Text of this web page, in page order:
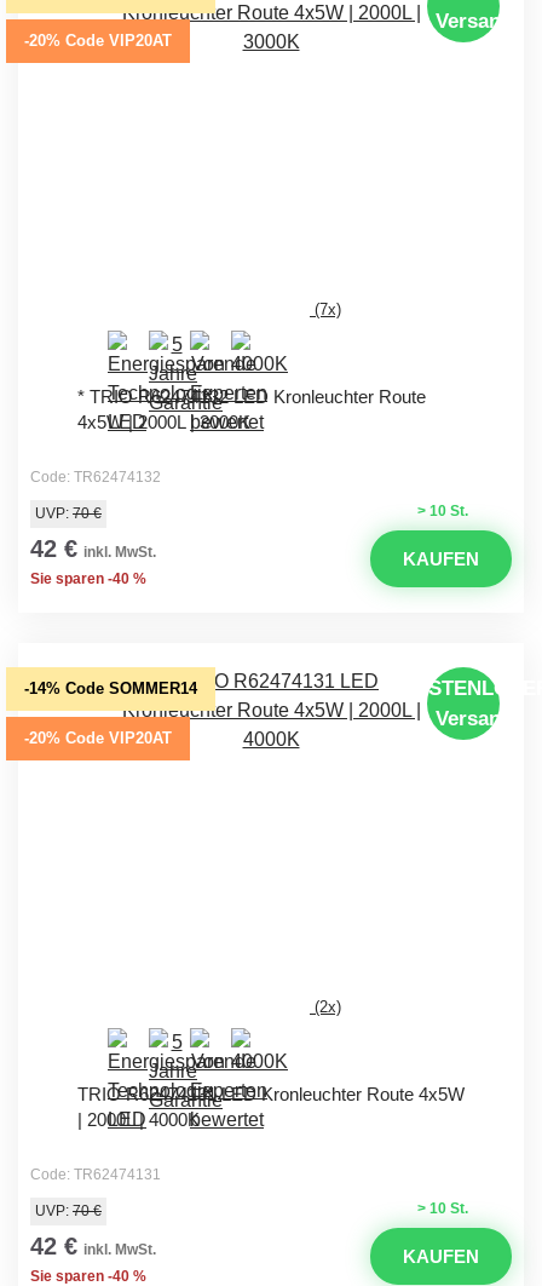
-20% Code VIP20AT
Versand
(7x)
* TRIO R62474132 LED Kronleuchter Route
4x5W | 2000L | 3000K
Code: TR62474132
> 10 St.
UVP: 70 €
42 € inkl. MwSt.
Sie sparen -40 %
KAUFEN
-14% Code SOMMER14
-20% Code VIP20AT
Versand
(2x)
TRIO R62474131 LED Kronleuchter Route 4x5W
| 2000L | 4000K
Code: TR62474131
> 10 St.
UVP: 70 €
42 € inkl. MwSt.
Sie sparen -40 %
KAUFEN